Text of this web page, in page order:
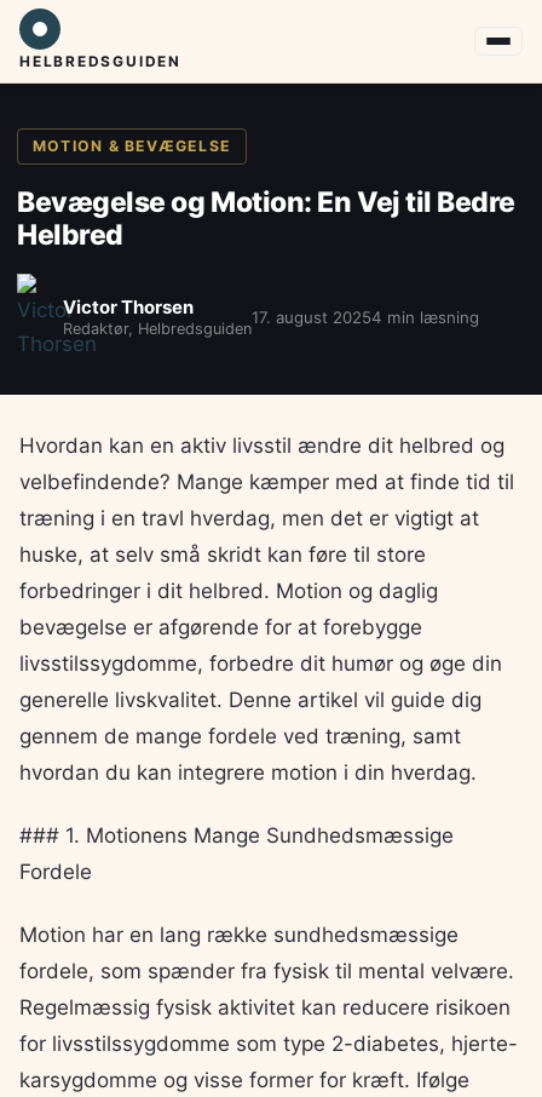
HELBREDSGUIDEN
MOTION & BEVÆGELSE
Bevægelse og Motion: En Vej til Bedre
Helbred
Victor Thorsen
Redaktør, Helbredsguiden
17. august 20254 min læsning
Hvordan kan en aktiv livsstil ændre dit helbred og
velbefindende? Mange kæmper med at finde tid til
træning i en travl hverdag, men det er vigtigt at
huske, at selv små skridt kan føre til store
forbedringer i dit helbred. Motion og daglig
bevægelse er afgørende for at forebygge
livsstilssygdomme, forbedre dit humør og øge din
generelle livskvalitet. Denne artikel vil guide dig
gennem de mange fordele ved træning, samt
hvordan du kan integrere motion i din hverdag.
### 1. Motionens Mange Sundhedsmæssige
Fordele
Motion har en lang række sundhedsmæssige
fordele, som spænder fra fysisk til mental velvære.
Regelmæssig fysisk aktivitet kan reducere risikoen
for livsstilssygdomme som type 2-diabetes, hjerte-
karsygdomme og visse former for kræft. Ifølge